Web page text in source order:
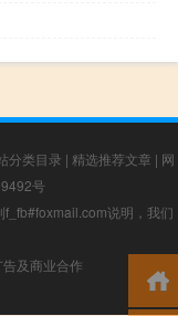
分类目录 | 精选推荐文章 | 网
号
说明，我们
及商业合作